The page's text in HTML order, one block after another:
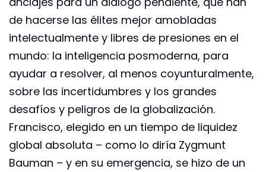
de hacerse las élites mejor amobladas
intelectualmente y libres de presiones en el
mundo: la inteligencia posmoderna, para
ayudar a resolver, al menos coyunturalmente,
sobre las incertidumbres y los grandes
desafíos y peligros de la globalización.
Francisco, elegido en un tiempo de liquidez
global absoluta – como lo diría Zygmunt
Bauman – y en su emergencia, se hizo de un